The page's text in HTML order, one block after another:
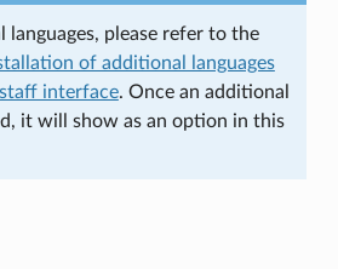
languages, please refer to the
of additional languages
interface. Once an additional
it will show as an option in this